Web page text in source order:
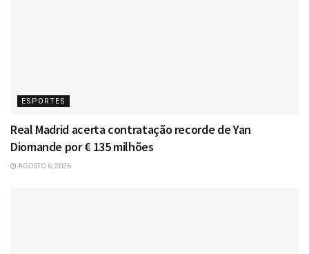
ESPORTES
Real Madrid acerta contratação recorde de Yan
Diomande por € 135 milhões
AGOSTO 6, 2026